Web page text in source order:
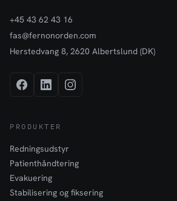
+45 43 62 43 16
fas@fernonorden.com
Herstedvang 8, 2620 Albertslund (DK)
PRODUKTER
Redningsudstyr
Patienthåndtering
Evakuering
Stabilisering og fiksering